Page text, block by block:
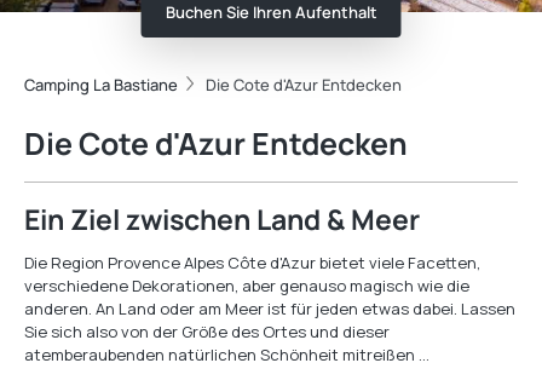
Buchen Sie Ihren Aufenthalt
Camping La Bastiane Die Cote d'Azur Entdecken
Die Cote d'Azur Entdecken
Ein Ziel zwischen Land & Meer
Die Region Provence Alpes Côte d'Azur bietet viele Facetten,
verschiedene Dekorationen, aber genauso magisch wie die
anderen. An Land oder am Meer ist für jeden etwas dabei. Lassen
Sie sich also von der Größe des Ortes und dieser
atemberaubenden natürlichen Schönheit mitreißen …